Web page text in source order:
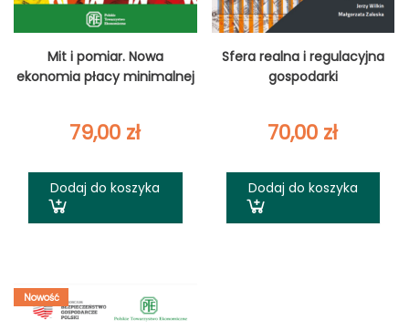
Mit i pomiar. Nowa
ekonomia płacy minimalnej
79,00 zł
Dodaj do koszyka
Sfera realna i regulacyjna
gospodarki
70,00 zł
Dodaj do koszyka
Nowość